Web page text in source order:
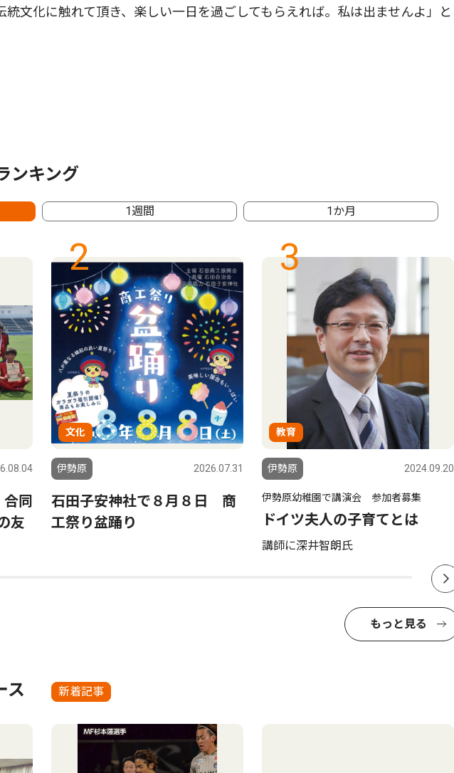
文化に触れて頂き、楽しい一日を過ごしてもらえれば。私は出ませんよ」と
ンキング
1週間 1か月
同
友
2
文化
伊勢原 2026.07.31
石田子安神社で８月８日 商
工祭り盆踊り
3
教育
伊勢原 2024.09.20
伊勢原幼稚園で講演会 参加者募集
ドイツ夫人の子育てとは
講師に深井智朗氏
もっと見る
ス 新着記事